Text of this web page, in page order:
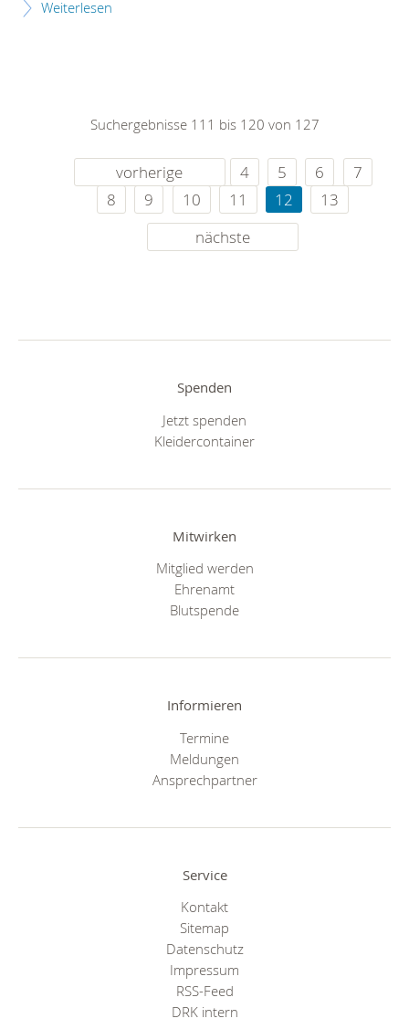
Weiterlesen
Suchergebnisse 111 bis 120 von 127
vorherige 4 5 6
7
8
9 10 11 12
13
nächste
Spenden
Jetzt spenden
Kleidercontainer
Mitwirken
Mitglied werden
Ehrenamt
Blutspende
Informieren
Termine
Meldungen
Ansprechpartner
Service
Kontakt
Sitemap
Datenschutz
Impressum
RSS-Feed
DRK intern